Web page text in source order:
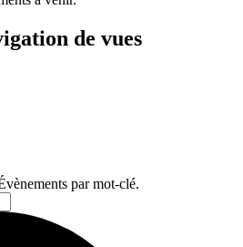
de vues
par mot-clé.